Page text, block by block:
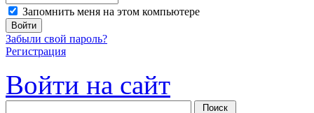
Запомнить меня на этом компьютере
Забыли свой пароль?
Регистрация
Войти на сайт